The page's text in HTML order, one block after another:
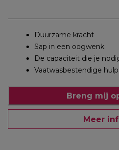
Duurzame kracht
Sap in een oogwenk
De capaciteit die je
Vaatwasbestendige
Breng mij
Meer